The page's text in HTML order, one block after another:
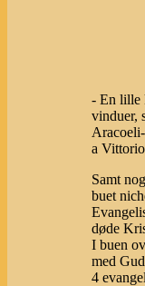
- En lille
vinduer,
a
Samt
buet
døde
I buen
med
4